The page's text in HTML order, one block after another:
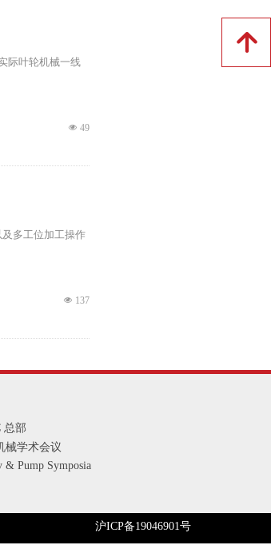
际叶轮机械一线
넶 49
多工位加工操作
넶 137
离心、向心类设
넶
沪ICP备19046901号
总部
械学术会议
& Pump Symposia
녕